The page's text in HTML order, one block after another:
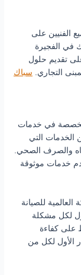
الفنيين على
في الفجيرة
تقديم حلول
التجاري. سباك
في خدمات
الخدمات التي
والصرف الصحي.
خدمات موثوقة
للصيانة
لكل مشكلة
على كفاءة
الأول لكل من